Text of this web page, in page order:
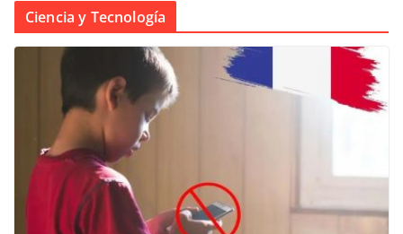
Ciencia y Tecnología